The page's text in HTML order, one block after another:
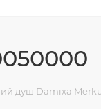
душ Damixa